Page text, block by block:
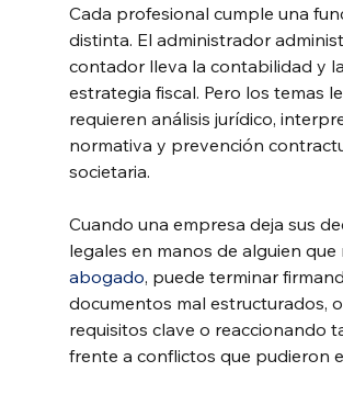
Cada profesional cumple una
distinta. El administrador
contador lleva la contabilidad y la
estrategia fiscal. Pero los temas
requieren análisis jurídico,
normativa y prevención
societaria.
Cuando una empresa deja sus
legales en manos de alguien que
abogado, puede terminar
documentos mal estructurados,
requisitos clave o reaccionando
frente a conflictos que pudieron